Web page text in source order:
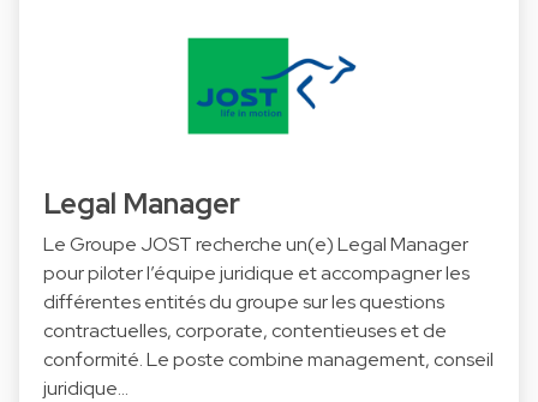
Legal Manager
Le Groupe JOST recherche un(e) Legal Manager
pour piloter l’équipe juridique et accompagner les
différentes entités du groupe sur les questions
contractuelles, corporate, contentieuses et de
conformité. Le poste combine management, conseil
juridique…